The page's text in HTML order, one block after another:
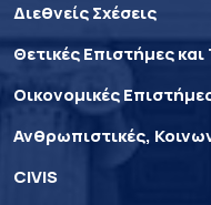
Διεθνείς Σχέσεις
Θετικές Επιστήμες και
Οικονομικές
Ανθρωπιστικές,
CIVIS